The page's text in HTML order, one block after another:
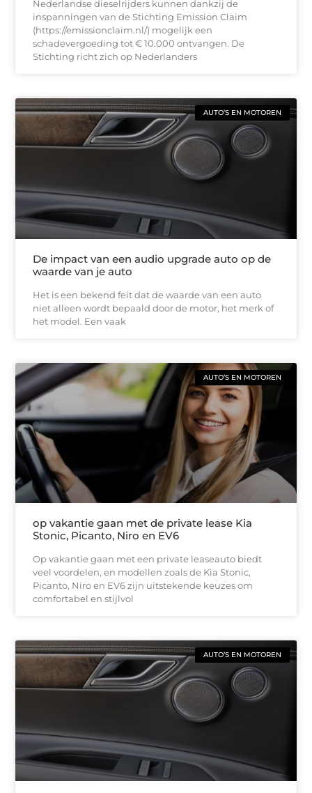
Nederlandse dieselrijders kunnen dankzij de
inspanningen van de Stichting Emission Claim
(https://emissionclaim.nl/) mogelijk een
schadevergoeding tot € 10.000 ontvangen. De
Stichting richt zich op Nederlanders
AUTO’S EN MOTOREN
De impact van een audio upgrade auto op de
waarde van je auto
Het is een bekend feit dat de waarde van een auto
niet alleen wordt bepaald door de motor, het merk of
het model. Een vaak
AUTO’S EN MOTOREN
op vakantie gaan met de private lease Kia
Stonic, Picanto, Niro en EV6
Op vakantie gaan met een private leaseauto biedt
veel voordelen, en modellen zoals de Kia Stonic,
Picanto, Niro en EV6 zijn uitstekende keuzes om
comfortabel en stijlvol
AUTO’S EN MOTOREN